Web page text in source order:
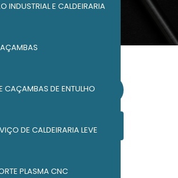
INDUSTRIAL E CALDEIRARIA
CAÇAMBAS DE ENTULHO
DE CALDEIRARIA LEVE
PLASMA CNC
um orçamento